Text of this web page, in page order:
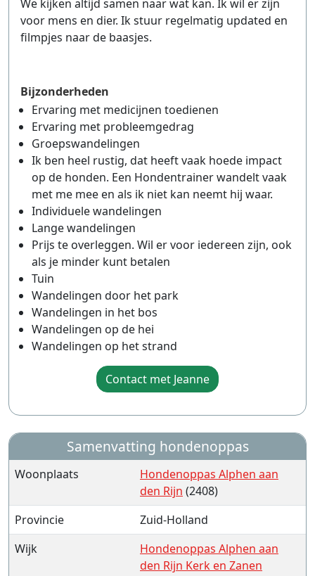
We kijken altijd samen naar wat kan. Ik wil er zijn
voor mens en dier. Ik stuur regelmatig updated en
filmpjes naar de baasjes.
Bijzonderheden
Ervaring met medicijnen toedienen
Ervaring met probleemgedrag
Groepswandelingen
Ik ben heel rustig, dat heeft vaak hoede impact
op de honden. Een Hondentrainer wandelt vaak
met me mee en als ik niet kan neemt hij waar.
Individuele wandelingen
Lange wandelingen
Prijs te overleggen. Wil er voor iedereen zijn, ook
als je minder kunt betalen
Tuin
Wandelingen door het park
Wandelingen in het bos
Wandelingen op de hei
Wandelingen op het strand
Contact met Jeanne
Samenvatting hondenoppas
Woonplaats
Hondenoppas Alphen aan
den Rijn (2408)
Provincie
Zuid-Holland
Wijk
Hondenoppas Alphen aan
den Rijn Kerk en Zanen